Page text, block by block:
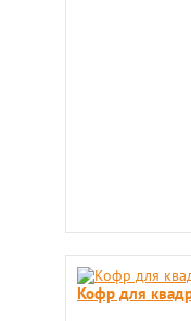
Кофр для